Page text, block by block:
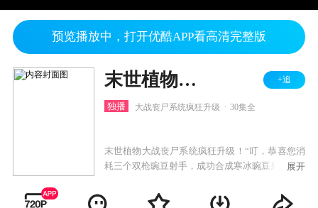
预览播放中，打开优酷APP看高清完整版
末世植物商店系统 +追
独播 大战丧尸系统疯狂升级 30集全
末世植物大战丧尸系统疯狂升级！“叮，恭喜您消
耗三个双枪豌豆射手，成功合成寒冰豌豆射手。”
展开